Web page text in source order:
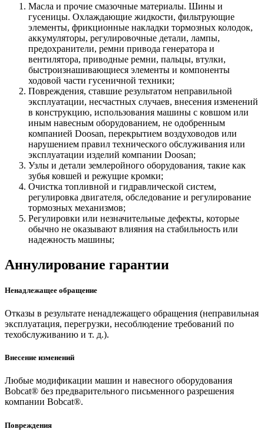
Масла и прочие смазочные материалы. Шины и
гусеницы. Охлаждающие жидкости, фильтрующие
элементы, фрикционные накладки тормозных колодок,
аккумуляторы, регулировочные детали, лампы,
предохранители, ремни привода генератора и
вентилятора, приводные ремни, пальцы, втулки,
быстроизнашивающиеся элементы и компоненты
ходовой части гусеничной техники;
Повреждения, ставшие результатом неправильной
эксплуатации, несчастных случаев, внесения изменений
в конструкцию, использования машины с ковшом или
иным навесным оборудованием, не одобренным
компанией Doosan, перекрытием воздуховодов или
нарушением правил технического обслуживания или
эксплуатации изделий компании Doosan;
Узлы и детали землеройного оборудования, такие как
зубья ковшей и режущие кромки;
Очистка топливной и гидравлической систем,
регулировка двигателя, обследование и регулирование
тормозных механизмов;
Регулировки или незначительные дефекты, которые
обычно не оказывают влияния на стабильность или
надежность машины;
Аннулирование гарантии
Ненадлежащее обращение
Отказы в результате ненадлежащего обращения (неправильная
эксплуатация, перегрузки, несоблюдение требований по
техобслуживанию и т. д.).
Внесение изменений
Любые модификации машин и навесного оборудования
Bobcat® без предварительного письменного разрешения
компании Bobcat®.
Повреждения